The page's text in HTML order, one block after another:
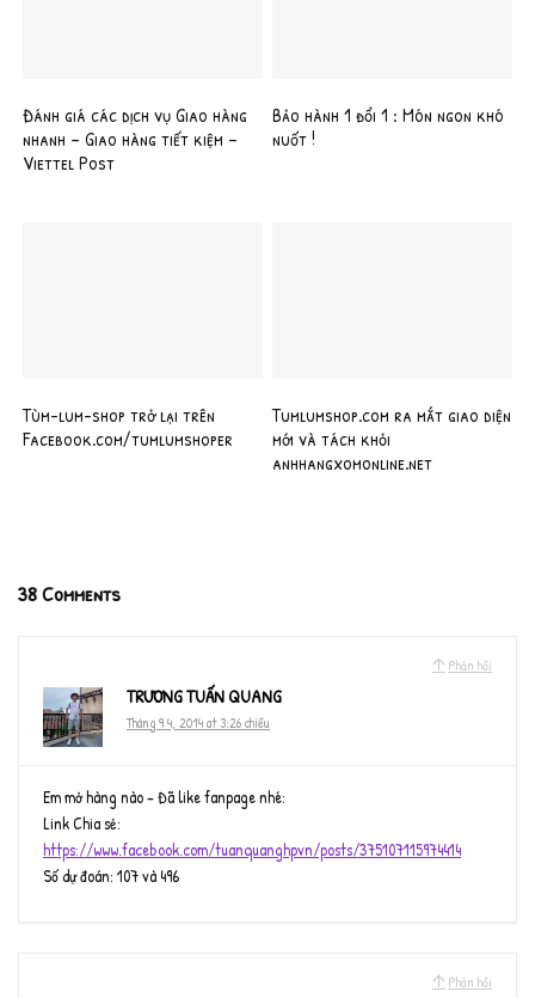
Đánh giá các dịch vụ Giao hàng
nhanh – Giao hàng tiết kiệm –
Viettel Post
Bảo hành 1 đổi 1 : Món ngon khó
nuốt !
Tùm-lum-shop trở lại trên
Facebook.com/tumlumshoper
Tumlumshop.com ra mắt giao diện
mới và tách khỏi
anhhangxomonline.net
38 Comments
Phản hồi
TRƯƠNG TUẤN QUANG
Tháng 9 4, 2014 at 3:26 chiều
Em mở hàng nào – Đã like fanpage nhé:
Link Chia sẻ:
https://www.facebook.com/tuanquanghpvn/posts/375107115974414
Số dự đoán: 107 và 496
Phản hồi